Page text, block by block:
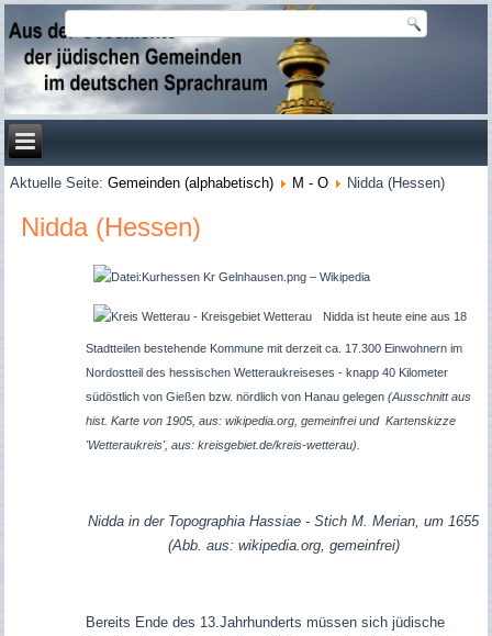
Aktuelle Seite:Gemeinden (alphabetisch) M - O Nidda (Hessen)
Nidda (Hessen)
Nidda ist heute eine aus 18
Stadtteilen bestehende Kommune mit derzeit ca. 17.300 Einwohnern im
Nordostteil des hessischen Wetteraukreiseses - knapp 40 Kilometer
südöstlich von Gießen bzw. nördlich von Hanau gelegen (Ausschnitt aus
hist. Karte von 1905, aus: wikipedia.org, gemeinfrei und Kartenskizze
'Wetteraukreis', aus: kreisgebiet.de/kreis-wetterau).
Nidda in der Topographia Hassiae - Stich M. Merian, um 1655
(Abb. aus: wikipedia.org, gemeinfrei)
Bereits Ende des 13.Jahrhunderts müssen sich jüdische